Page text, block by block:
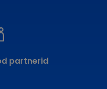
partnerid